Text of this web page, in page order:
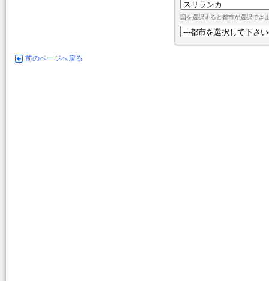
国を選択すると都市が選択でき
前のページへ戻る